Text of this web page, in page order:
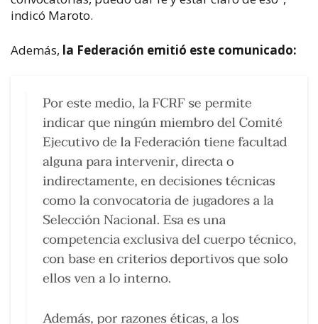
indicó Maroto.
Además, la Federación emitió este comunicado: